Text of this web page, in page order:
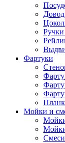
Фартуки
Мойки и